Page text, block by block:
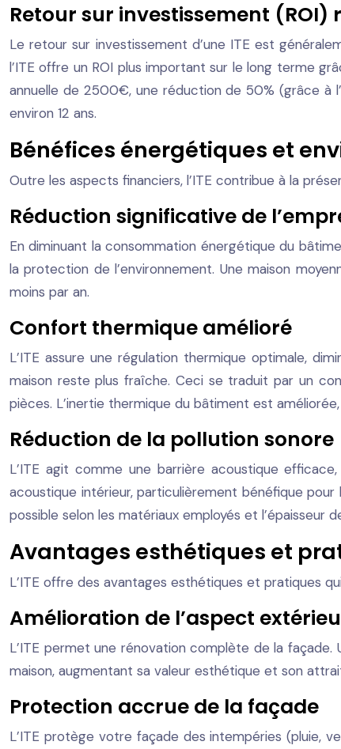
Retour sur investissement
Le retour sur investissement d’une ITE est
l’ITE offre un ROI plus important sur le long terme
annuelle de 2500€, une réduction de 50% (grâce à
environ 12 ans.
Bénéfices énergétiques et
Outre les aspects financiers, l’ITE contribue à la
Réduction significative de
En diminuant la consommation énergétique du
la protection de l’environnement. Une maison
moins par an.
Confort thermique amélioré
L’ITE assure une régulation thermique optimale,
maison reste plus fraîche. Ceci se traduit par un
pièces. L’inertie thermique du bâtiment est
Réduction de la pollution sonore
L’ITE agit comme une barrière acoustique
acoustique intérieur, particulièrement bénéfique
possible selon les matériaux employés et l’épaisseur
Avantages esthétiques et
L’ITE offre des avantages esthétiques et pratiques
Amélioration de l’aspect
L’ITE permet une rénovation complète de la
maison, augmentant sa valeur esthétique et son
Protection accrue de la façade
L’ITE protège votre façade des intempéries (pluie,